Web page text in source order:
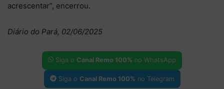
acrescentar”, encerrou.
Diário do Pará, 02/06/2025
Siga o Canal Remo 100% no WhatsApp
Siga o Canal Remo 100% no Telegram